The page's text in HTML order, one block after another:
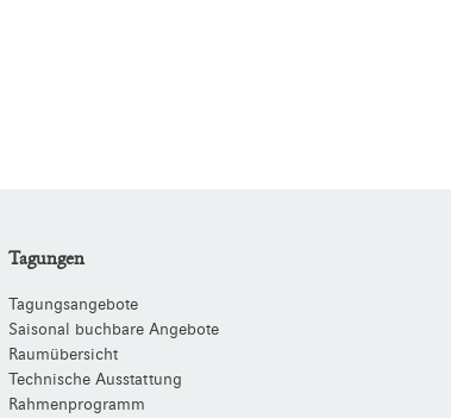
Tagungen
Tagungsangebote
Saisonal buchbare Angebote
Raumübersicht
Technische Ausstattung
Rahmenprogramm